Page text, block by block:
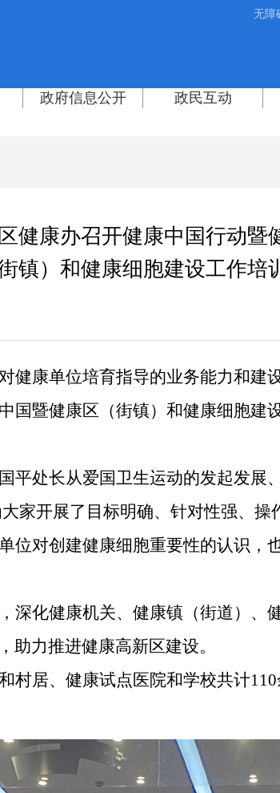
无障
健康办召开健康中国行动暨
街镇）和健康细胞建设工作培
健康单位培育指导的业务能力和建
国暨健康区（街镇）和健康细胞建
平处长从爱国卫生运动的发起发展
家开展了目标明确、针对性强、操
位对创建健康细胞重要性的认识，
深化健康机关、健康镇（街道）、
助力推进健康高新区建设。
村居、健康试点医院和学校共计110